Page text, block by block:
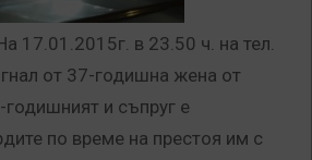
17.01.2015г. в 23.50 ч. на тел.
от 37-годишна жена от
и съпруг е
по време на престоя им с